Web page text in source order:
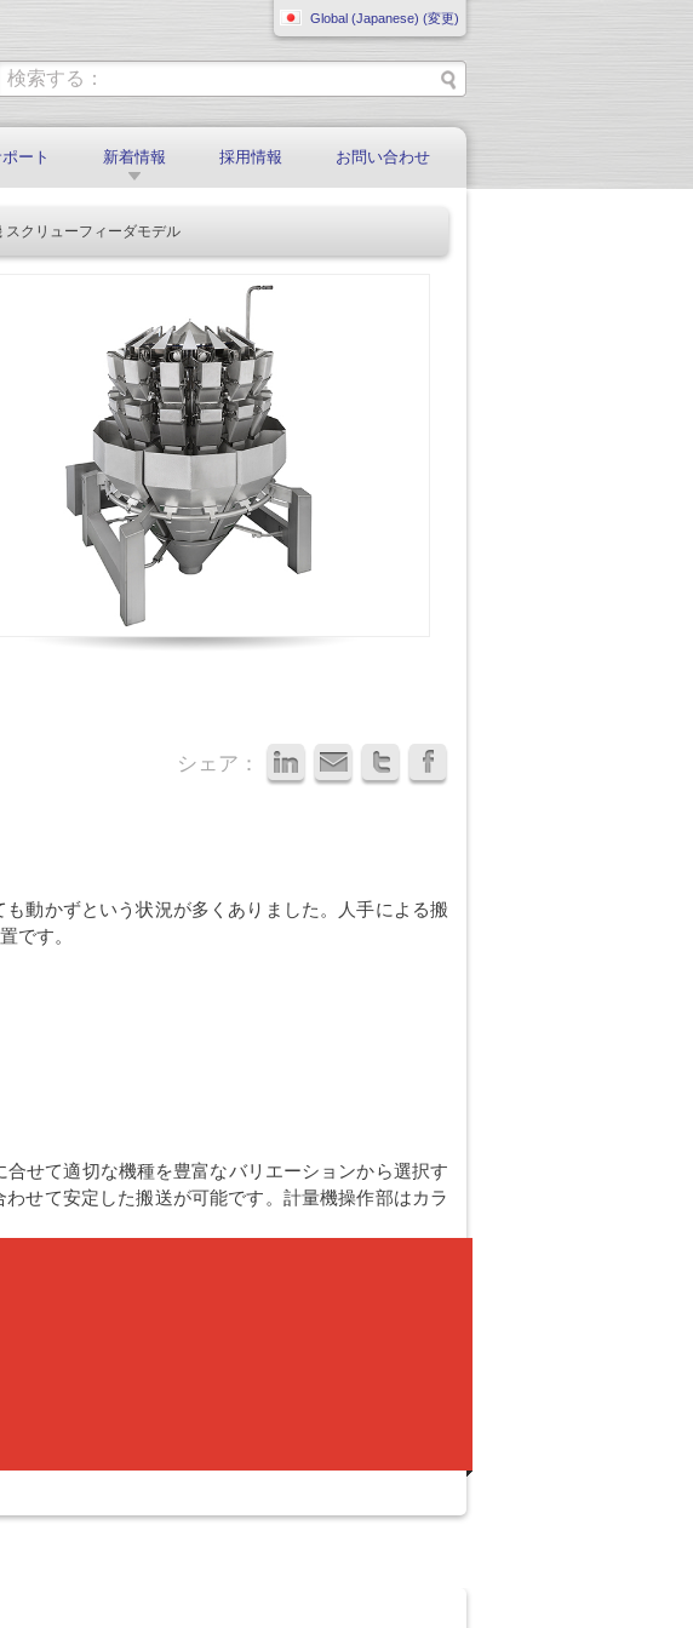
Global (Japanese) (変更)
ート 新着情報 採用情報 お問い合わせ
クリューフィーダモデル
シェア：
動かずという状況が多くありました。人手による搬
です。
せて適切な機種を豊富なバリエーションから選択す
せて安定した搬送が可能です。計量機操作部はカラ